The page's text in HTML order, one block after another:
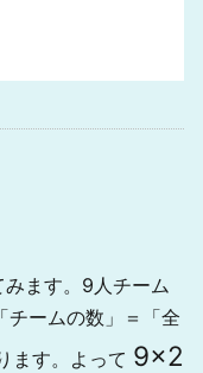
ます。9人チーム
チームの数」＝「全
ます。よって 9×2